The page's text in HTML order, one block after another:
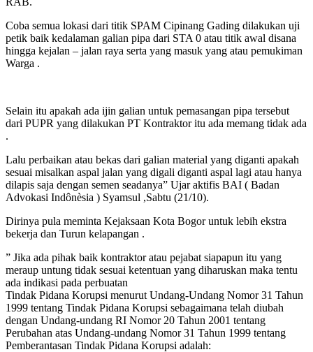
Coba semua lokasi dari titik SPAM Cipinang Gading dilakukan uji
petik baik kedalaman galian pipa dari STA 0 atau titik awal disana
hingga kejalan – jalan raya serta yang masuk yang atau pemukiman
Warga .
Selain itu apakah ada ijin galian untuk pemasangan pipa tersebut
dari PUPR yang dilakukan PT Kontraktor itu ada memang tidak ada
.
Lalu perbaikan atau bekas dari galian material yang diganti apakah
sesuai misalkan aspal jalan yang digali diganti aspal lagi atau hanya
dilapis saja dengan semen seadanya” Ujar aktifis BAI ( Badan
Advokasi Indônèsia ) Syamsul ,Sabtu (21/10).
Dirinya pula meminta Kejaksaan Kota Bogor untuk lebih ekstra
bekerja dan Turun kelapangan .
” Jika ada pihak baik kontraktor atau pejabat siapapun itu yang
meraup untung tidak sesuai ketentuan yang diharuskan maka tentu
ada indikasi pada perbuatan
Tindak Pidana Korupsi menurut Undang-Undang Nomor 31 Tahun
1999 tentang Tindak Pidana Korupsi sebagaimana telah diubah
dengan Undang-undang RI Nomor 20 Tahun 2001 tentang
Perubahan atas Undang-undang Nomor 31 Tahun 1999 tentang
Pemberantasan Tindak Pidana Korupsi adalah: